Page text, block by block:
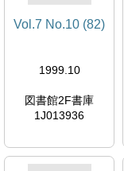
Vol.7 No.10 (82)
1999.10
図書館2F書庫
1J013936